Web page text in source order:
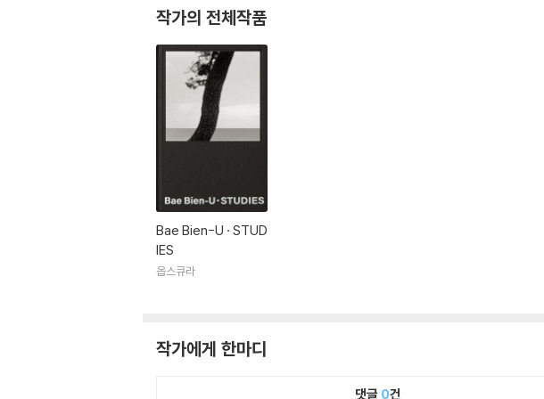
작가의 전체작품
Bae Bien-U · STUD
IES
옵스큐라
작가에게 한마디
댓글 0건